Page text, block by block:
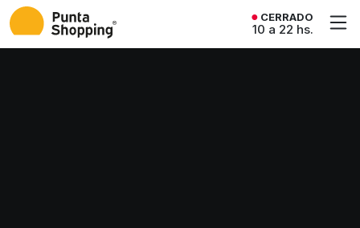
CERRADO
10 a 22 hs.